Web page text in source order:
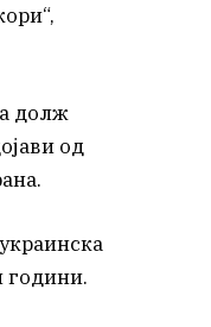
долж
од
години.